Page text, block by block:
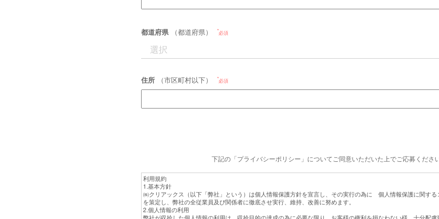
都道府県 （都道府県） 必須
住所 （市区町村以下） 必須
下記の「プライバシーポリシー」についてご同意いただいた上でご応募ください
利用規約
1.基本方針
㈱クリアックス（以下「弊社」という）は個人情報保護方針を宣言し、その実行の為に 個人情報保護に関する
を策定し、弊社の全従業員及び関係者に徹底させ実行、維持、改善に努めます。
2.個人情報の利用
弊社が収拾した個人情報の利用は、収拾目的の達成の為に必要な限り、お客様の権利を損なわない様、十分配慮